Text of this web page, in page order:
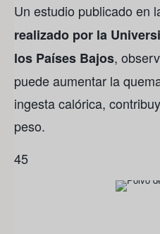
Un estudio publicado en
realizado por la
los Países Bajos,
puede aumentar la
ingesta calórica,
peso.
45